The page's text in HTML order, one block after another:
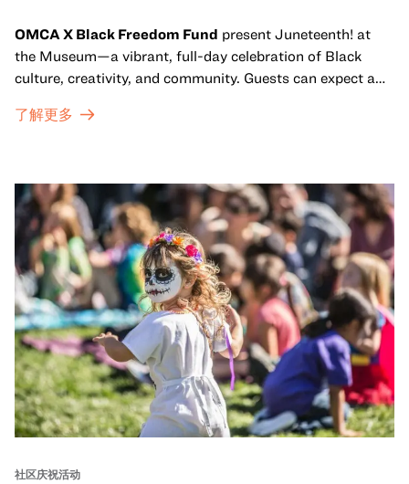
OMCA X Black Freedom Fund present Juneteenth! at
the Museum—a vibrant, full-day celebration of Black
culture, creativity, and community. Guests can expect a
sets from boundary-pushing artists, delicious offerings
move, make, and connect in celebration of Black culture.
了解更多
社区庆祝活动